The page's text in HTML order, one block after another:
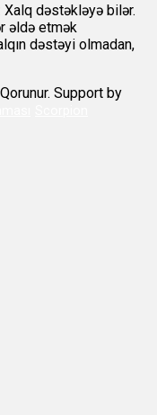
dəstəkləyə bilər.
əldə etmək
dəstəyi olmadan,
Support by